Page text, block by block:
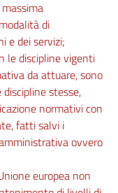
di
e dei servizi;
le discipline vigenti
da attuare, sono
stesse,
normativi con
fatti salvi i
ovvero
europea non